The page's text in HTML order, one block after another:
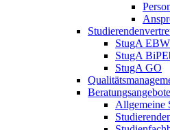
StugA EBW
StugA
StugA GO
Beratungsangebote
Allgemeine